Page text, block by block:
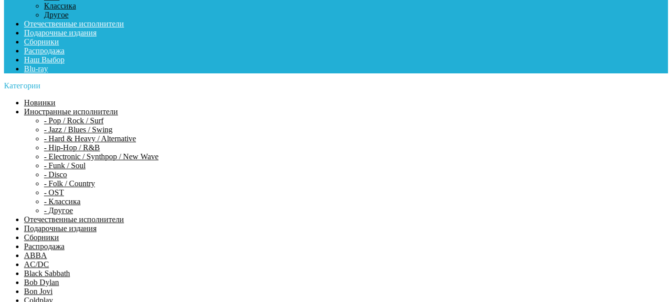
Классика
Другое
Отечественные исполнители
Подарочные издания
Сборники
Распродажа
Наш Выбор
Blu-ray
Категории
Новинки
Иностранные исполнители
- Pop / Rock / Surf
- Jazz / Blues / Swing
- Hard & Heavy / Alternative
- Hip-Hop / R&B
- Electronic / Synthpop / New Wave
- Funk / Soul
- Disco
- Folk / Country
- OST
- Классика
- Другое
Отечественные исполнители
Подарочные издания
Сборники
Распродажа
ABBA
AC/DC
Black Sabbath
Bob Dylan
Bon Jovi
Coldplay